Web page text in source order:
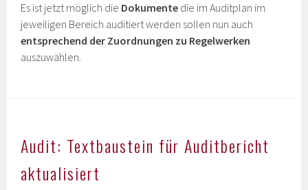
Es ist jetzt möglich die Dokumente die im Auditplan im
jeweiligen Bereich auditiert werden sollen nun auch
entsprechend der Zuordnungen zu Regelwerken
auszuwählen.
Audit: Textbaustein für Auditbericht
aktualisiert